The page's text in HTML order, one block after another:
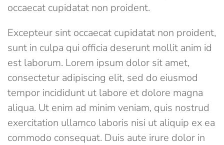
occaecat cupidatat non proident.
Excepteur sint occaecat cupidatat non proident,
sunt in culpa qui officia deserunt mollit anim id
est laborum. Lorem ipsum dolor sit amet,
consectetur adipiscing elit, sed do eiusmod
tempor incididunt ut labore et dolore magna
aliqua. Ut enim ad minim veniam, quis nostrud
exercitation ullamco laboris nisi ut aliquip ex ea
commodo consequat. Duis aute irure dolor in